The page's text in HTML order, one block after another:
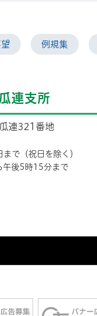
例規集
連支所
連321番地
で（祝日を除く）
午後5時15分まで